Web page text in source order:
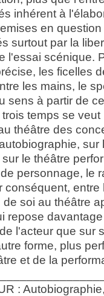
inhérent à
en
surtout par la
l'essai scénique.
les ficelles
les mains, le
sens à partir de
temps se
théâtre des
sur
le théâtre
personnage, le
conséquent, entre
soi au théâtre
repose
l'acteur que sur
forme, plus
et de la
: